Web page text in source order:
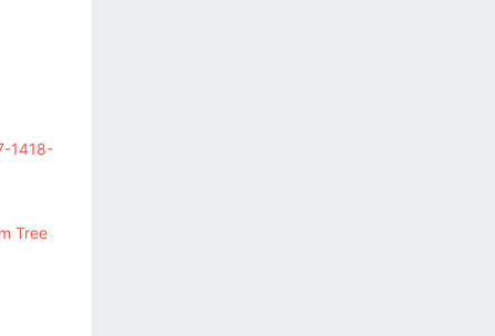
1418-
Tree